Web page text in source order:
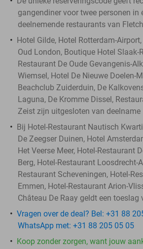
gangendiner voor twee personen in
deelnemende restaurants van
Hotel Gilde, Hotel Rotterdam-
Oud London, Boutique Hotel Slaak-
Restaurant De Oude Gevangenis-
Wiemsel, Hotel De Nieuwe Doelen-
Beachclub Zuiderduin, De
Laguna, De Kromme Dissel,
Zeist zijn uitgesloten van deelname
Bij Hotel-Restaurant Nautisch
De Zeegser Duinen, Hotel
Het Veerse Meer, Hotel-Restaurant
Berg, Hotel-Restaurant Loosdrecht-
Restaurant Scheveningen, Hotel-
Emmen, Hotel-Restaurant Arion-
Château De Raay geldt een toeslag
Vragen over de deal? Bel: +31 88
WhatsApp met: +31 88 205 05 05
Koop zonder zorgen, want jouw